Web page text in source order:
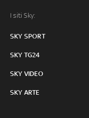
I siti Sky:
SKY SPORT
SKY TG24
SKY VIDEO
SKY ARTE